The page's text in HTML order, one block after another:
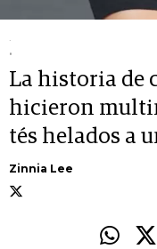
.
.
La historia de
hicieron
tés helados a
Zinnia Lee